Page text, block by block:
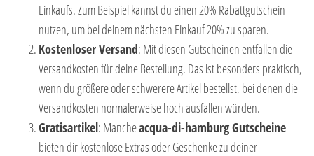
Einkaufs. Zum Beispiel kannst du einen 20% Rabattgutschein
nutzen, um bei deinem nächsten Einkauf 20% zu sparen.
Kostenloser Versand: Mit diesen Gutscheinen entfallen die
Versandkosten für deine Bestellung. Das ist besonders praktisch,
wenn du größere oder schwerere Artikel bestellst, bei denen die
Versandkosten normalerweise hoch ausfallen würden.
Gratisartikel: Mancheacqua-di-hamburg Gutscheine
bieten dir kostenlose Extras oder Geschenke zu deiner